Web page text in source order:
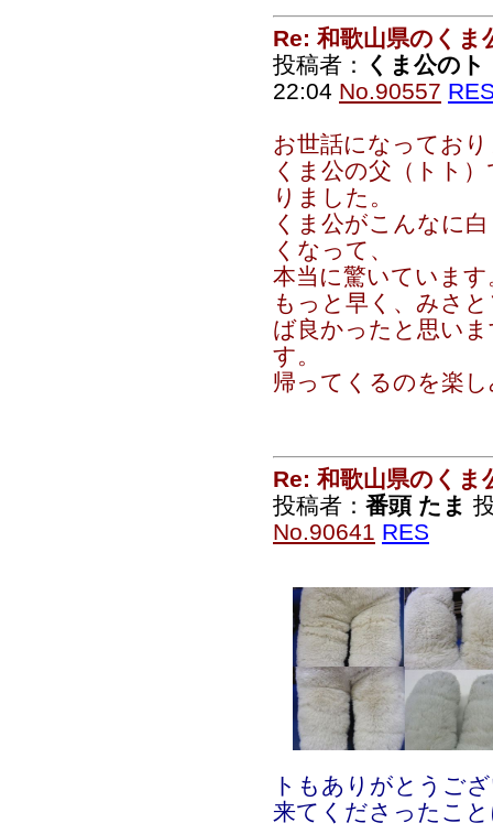
Re: 和歌山県のくま
投稿者：
くま公のト
22:04 No.90557
お世話になってお
くま公の父（トト
りました。
くま公がこんなに
くなって、
本当に驚いています
もっと早く、みさ
ば良かったと思い
す。
帰ってくるのを楽
Re: 和歌山県のくま
投稿者： 番頭 たま
No.90641 RES
トもありがとうご
来てくださったこ